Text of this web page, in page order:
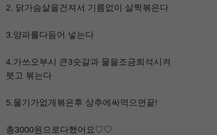
2. 닭가슴살을건져서 기름없이 살짝볶은다
3.양파를다듬어 넣는다
4.가쓰오부시 큰3숫갈과 물을조금희석시켜
붓고 볶는다
5.물기가없게볶은후 상추에싸먹으면끝!
총3000원으로다했어요♡♡